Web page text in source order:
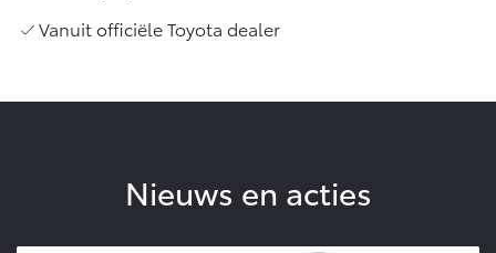
Vanuit officiële Toyota dealer
Nieuws en acties